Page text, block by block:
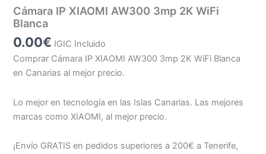
Cámara IP XIAOMI AW300 3mp 2K WiFi
Blanca
0.00€ IGIC Incluido
Comprar Cámara IP XIAOMI AW300 3mp 2K WiFi Blanca
en Canarias al mejor precio.
Lo mejor en tecnología en las Islas Canarias. Las mejores
marcas como XIAOMI, al mejor precio.
¡Envío GRATIS en pedidos superiores a 200€ a Tenerife,